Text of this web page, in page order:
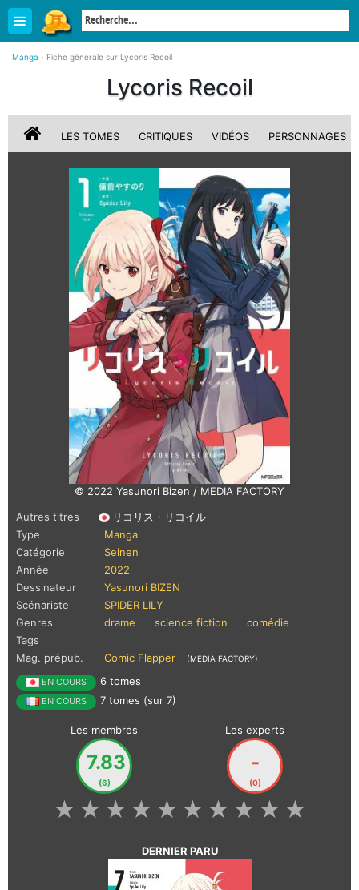
Manga › Fiche générale sur Lycoris Recoil
Lycoris Recoil
LES TOMES CRITIQUES VIDÉOS PERSONNAGES
© 2022 Yasunori Bizen / MEDIA FACTORY
Autres titres
リコリス・リコイル
Type
Manga
Catégorie
Seinen
Année
2022
Dessinateur
Yasunori BIZEN
Scénariste
SPIDER LILY
Genres
drame science fiction
comédie
Tags
Mag. prépub.
Comic Flapper (MEDIA FACTORY)
EN COURS 6 tomes
EN COURS 7 tomes (sur 7)
Les membres
7.83
(6)
Les experts
-
(0)
★
★
★
★
★
★
★
★
★
★
DERNIER PARU